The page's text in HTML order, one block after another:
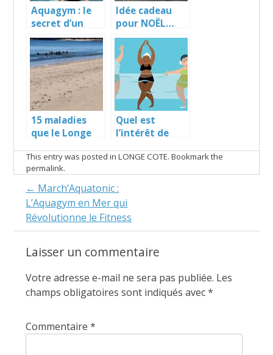
Aquagym : le
secret d’un
corps sculpté
pour l’été !
Idée cadeau
pour NOËL…
15 maladies
que le Longe
prévenir !
Quel est
l’intérêt de
l’aquagym
lorsqu’on a une
pathologie ?
This entry was posted inLONGE COTE. Bookmark the
permalink.
Post
navigation
← March’Aquatonic :
L’Aquagym en Mer qui
Révolutionne le Fitness
Laisser un commentaire
Votre adresse e-mail ne sera pas publiée. Les
champs obligatoires sont indiqués avec*
Commentaire*